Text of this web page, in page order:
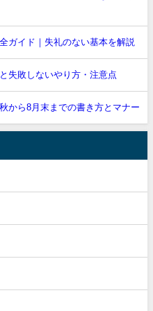
ガイド｜失礼のない基本を解説
失敗しないやり方・注意点
から8月末までの書き方とマナー